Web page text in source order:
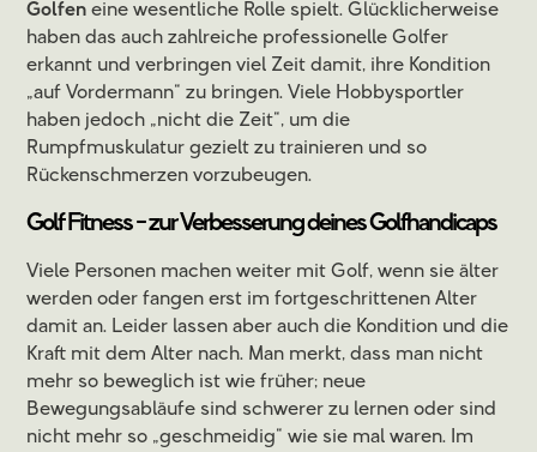
Golfen eine wesentliche Rolle spielt. Glücklicherweise
haben das auch zahlreiche professionelle Golfer
erkannt und verbringen viel Zeit damit, ihre Kondition
„auf Vordermann“ zu bringen. Viele Hobbysportler
haben jedoch „nicht die Zeit“, um die
Rumpfmuskulatur gezielt zu trainieren und so
Rückenschmerzen vorzubeugen.
Golf Fitness - zur Verbesserung deines Golfhandicaps
Viele Personen machen weiter mit Golf, wenn sie älter
werden oder fangen erst im fortgeschrittenen Alter
damit an. Leider lassen aber auch die Kondition und die
Kraft mit dem Alter nach. Man merkt, dass man nicht
mehr so beweglich ist wie früher; neue
Bewegungsabläufe sind schwerer zu lernen oder sind
nicht mehr so „geschmeidig“ wie sie mal waren. Im